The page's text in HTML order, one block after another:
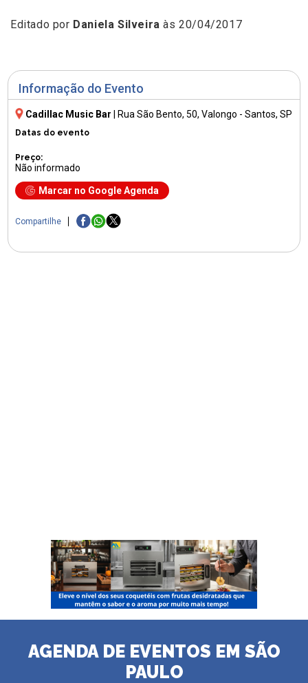
Informação do Evento
Cadillac Music Bar Rua São Bento, 50, Valongo - Santos, SP
Datas do evento
Preço:
Não informado
Marcar no Google Agenda
Compartilhe
Editado por Daniela Silveira às 20/04/2017
AGENDA DE EVENTOS EM SÃO
PAULO